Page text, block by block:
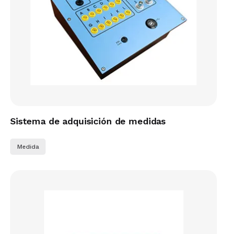
Sistema de adquisición de medidas
Medida